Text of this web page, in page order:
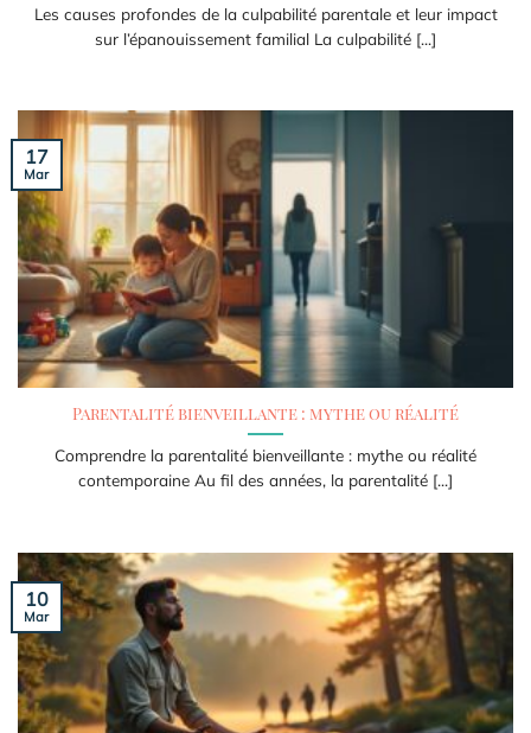
Les causes profondes de la culpabilité parentale et leur impact
sur l’épanouissement familial La culpabilité [...]
Parentalité bienveillante : mythe ou réalité
Comprendre la parentalité bienveillante : mythe ou réalité
contemporaine Au fil des années, la parentalité [...]
17
Mar
10
Mar